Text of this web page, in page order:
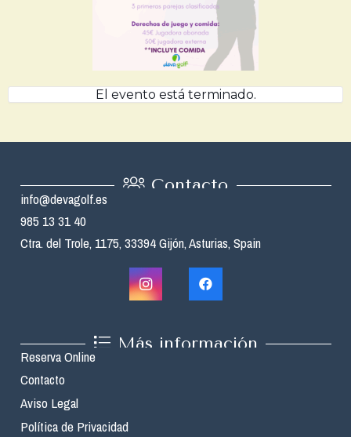
El evento está terminado.
Contacto
info@devagolf.es
985 13 31 40
Ctra. del Trole, 1175, 33394 Gijón, Asturias, Spain
Más información
Reserva Online
Contacto
Aviso Legal
Política de Privacidad